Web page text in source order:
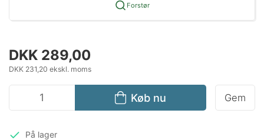
Forstør
DKK 289,00
DKK 231,20 ekskl. moms
Køb nu Gem
På lager